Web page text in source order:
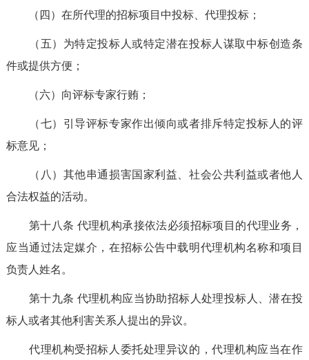
（四）在所代理的招标项目中投标、代理投标；
（五）为特定投标人或特定潜在投标人谋取中标创造条
件或提供方便；
（六）向评标专家行贿；
（七）引导评标专家作出倾向或者排斥特定投标人的评
标意见；
（八）其他串通损害国家利益、社会公共利益或者他人
合法权益的活动。
第十八条 代理机构承接依法必须招标项目的代理业务，
应当通过法定媒介，在招标公告中载明代理机构名称和项目
负责人姓名。
第十九条 代理机构应当协助招标人处理投标人、潜在投
标人或者其他利害关系人提出的异议。
代理机构受招标人委托处理异议的，代理机构应当在作